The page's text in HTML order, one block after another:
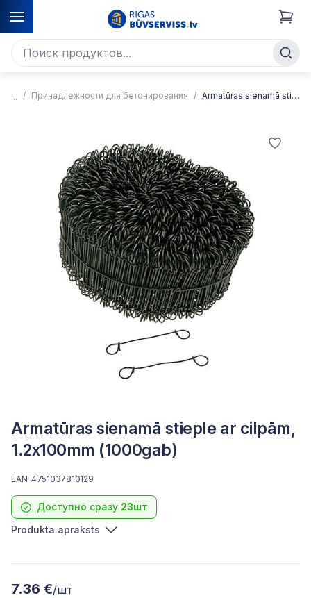
Принадлежности для бетонирования Armatūras sienamā stieple ar cilpām
Armatūras sienamā stieple ar cilpām,
1.2x100mm (1000gab)
Доступно сразу 23шт
EAN: 4751037810129
Produkta apraksts
7.36 €/шт